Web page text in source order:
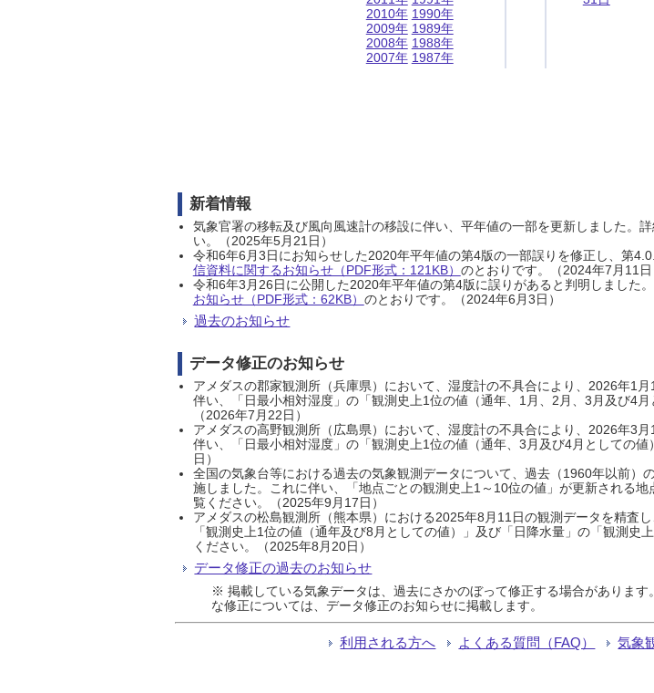
2010年
2009年
2008年
2007年
1990年
1989年
1988年
1987年
新着情報
気象官署の移転及び風向風速計の移設に伴い、平年値の一部を更新しました。詳
い。（2025年5月21日）
令和6年6月3日にお知らせした2020年平年値の第4版の一部誤りを修正し、第
信資料に関するお知らせ（PDF形式：121KB） のとおりです。（2024年7月11日
令和6年3月26日に公開した2020年平年値の第4版に誤りがあると判明しました
お知らせ（PDF形式：62KB） のとおりです。（2024年6月3日）
過去のお知らせ
データ修正のお知らせ
アメダスの郡家観測所（兵庫県）において、湿度計の不具合により、2026年1
伴い、「日最小相対湿度」の「観測史上1位の値（通年、1月、2月、3月及び4
（2026年7月22日）
アメダスの高野観測所（広島県）において、湿度計の不具合により、2026年3
伴い、「日最小相対湿度」の「観測史上1位の値（通年、3月及び4月としての
日）
全国の気象台等における過去の気象観測データについて、過去（1960年以前
施しました。これに伴い、「地点ごとの観測史上1～10位の値」が更新される地
覧ください。（2025年9月17日）
アメダスの松島観測所（熊本県）における2025年8月11日の観測データを精査
「観測史上1位の値（通年及び8月としての値）」及び「日降水量」の「観測
ください。（2025年8月20日）
データ修正の過去のお知らせ
※ 掲載している気象データは、過去にさかのぼって修正する場合がありま
な修正については、データ修正のお知らせに掲載します。
利用される方へ よくある質問（FAQ） 気象